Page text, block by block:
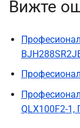
Вижте
QLX100F2-1,